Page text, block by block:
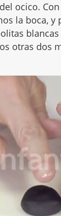
ocico.
la boca, y
otras dos